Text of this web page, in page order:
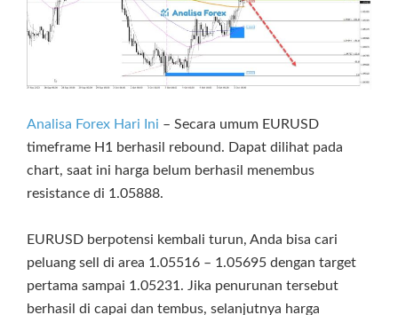
Analisa Forex Hari Ini – Secara umum EURUSD
timeframe H1 berhasil rebound. Dapat dilihat pada
chart, saat ini harga belum berhasil menembus
resistance di 1.05888.
EURUSD berpotensi kembali turun, Anda bisa cari
peluang sell di area 1.05516 – 1.05695 dengan target
pertama sampai 1.05231. Jika penurunan tersebut
berhasil di capai dan tembus, selanjutnya harga